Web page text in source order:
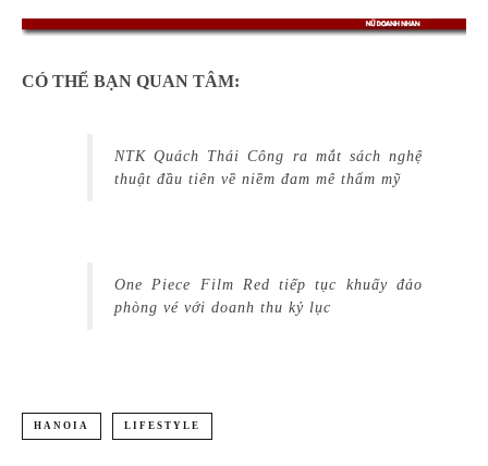
CÓ THỂ BẠN QUAN TÂM:
NTK Quách Thái Công ra mắt sách nghệ
thuật đầu tiên về niềm đam mê thẩm mỹ
One Piece Film Red tiếp tục khuấy đảo
phòng vé với doanh thu kỷ lục
HANOIA LIFESTYLE